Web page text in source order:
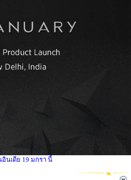
อินเดีย 19 มกรา นี้